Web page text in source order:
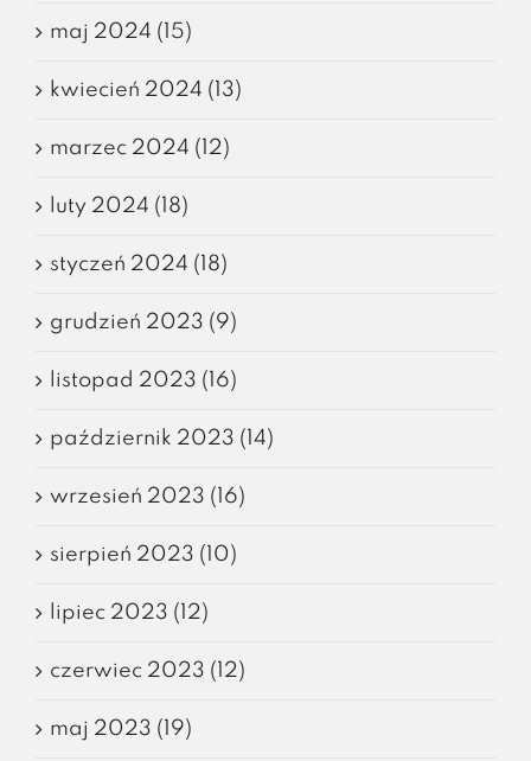
maj 2024 (15)
kwiecień 2024 (13)
marzec 2024 (12)
luty 2024 (18)
styczeń 2024 (18)
grudzień 2023 (9)
listopad 2023 (16)
październik 2023 (14)
wrzesień 2023 (16)
sierpień 2023 (10)
lipiec 2023 (12)
czerwiec 2023 (12)
maj 2023 (19)